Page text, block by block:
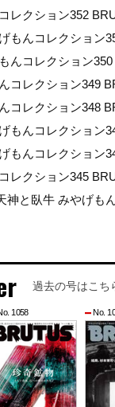
レクション352
もんコレクション
んコレクション
コレクション349
コレクション348
もんコレクション
もんコレクション
レクション345
神と臥牛 みやげも
過去の号はこち
1058 No.